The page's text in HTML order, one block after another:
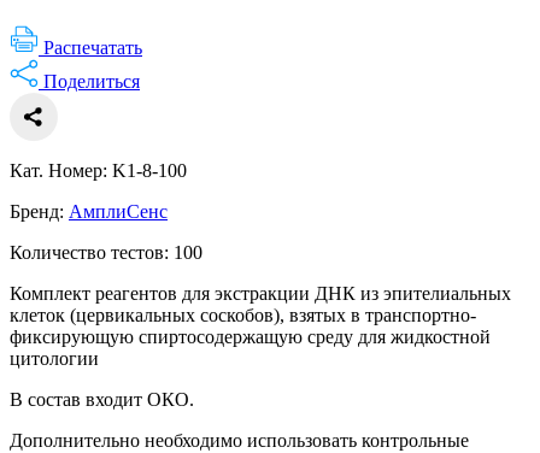
Распечатать
Поделиться
Кат. Номер: K1-8-100
Бренд: АмплиСенс
Количество тестов: 100
Комплект реагентов для экстракции ДНК из эпителиальных
клеток (цервикальных соскобов), взятых в транспортно-
фиксирующую спиртосодержащую среду для жидкостной
цитологии
В состав входит ОКО.
Дополнительно необходимо использовать контрольные